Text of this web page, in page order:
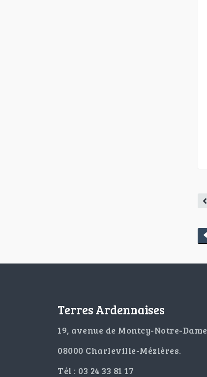
Terres Ardennaises
19, avenue de Montcy-Notre-Dame
08000 Charleville-Mézières.
Tél : 03 24 33 81 17